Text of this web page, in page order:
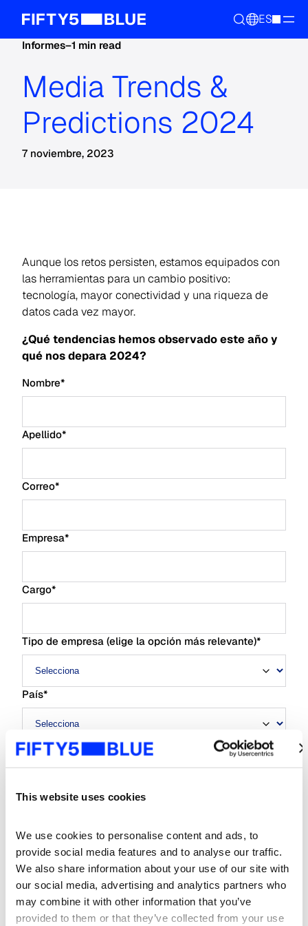
This website uses cookies
We use cookies to personalise content and ads, to
provide social media features and to analyse our traffic.
We also share information about your use of our site with
our social media, advertising and analytics partners who
may combine it with other information that you’ve
provided to them or that they’ve collected from your use
ES
Informes–1 min read
Media Trends &
Predictions 2024
7 noviembre, 2023
Aunque los retos persisten, estamos equipados con
las herramientas para un cambio positivo:
tecnología, mayor conectividad y una riqueza de
datos cada vez mayor.
¿Qué tendencias hemos observado este año y
qué nos depara 2024?
Nombre*
Apellido*
Correo*
Empresa*
Cargo*
Tipo de empresa (elige la opción más relevante)*
País*
De vez en cuando, nos gustaría ponernos en contacto
ser de tu interés. Si estás de acuerdo en que nos
marca la casilla de abajo para decir cómo te gustaría
que nos pusiéramos en contacto contigo.
Me gustaría recibir comunicaciones
ocasionales sobre eventos de Fifty5Blue
Para obtener más información sobre cómo darse de